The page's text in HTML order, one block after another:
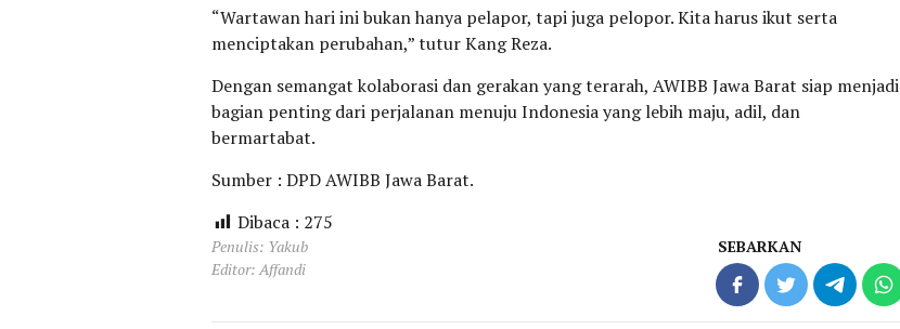
“Wartawan hari ini bukan hanya pelapor, tapi juga pelopor. Kita harus ikut serta
menciptakan perubahan,” tutur Kang Reza.
Dengan semangat kolaborasi dan gerakan yang terarah, AWIBB Jawa Barat siap menjadi
bagian penting dari perjalanan menuju Indonesia yang lebih maju, adil, dan
bermartabat.
Sumber : DPD AWIBB Jawa Barat.
Dibaca : 275
Penulis: Yakub
Editor: Affandi
SEBARKAN